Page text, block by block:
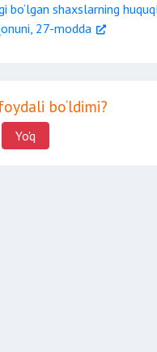
bo‘lgan shaxslarning
27-modda
bo‘ldimi?
Yo'q